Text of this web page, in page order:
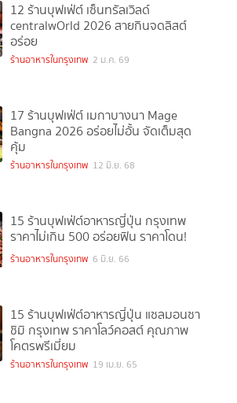
12 ร้านบุฟเฟ่ต์ เซ็นทรัลเวิลด์
centralwOrld 2026 สายกินจดลิสต์
อร่อย
ร้านอาหารในกรุงเทพ 2 ม.ค. 69
17 ร้านบุฟเฟ่ต์ เมกาบางนา Mage
Bangna 2026 อร่อยไม่อั้น จัดเต็มสุด
คุ้ม
ร้านอาหารในกรุงเทพ 12 มิ.ย. 68
15 ร้านบุฟเฟ่ต์อาหารญี่ปุ่น กรุงเทพ
ราคาไม่เกิน 500 อร่อยฟิน ราคาโดน!
ร้านอาหารในกรุงเทพ 6 มิ.ย. 66
15 ร้านบุฟเฟ่ต์อาหารญี่ปุ่น แซลมอนซา
ชิมิ กรุงเทพ ราคาโลว์คอสต์ คุณภาพ
โคตรพรีเมี่ยม
ร้านอาหารในกรุงเทพ 19 เม.ย. 65